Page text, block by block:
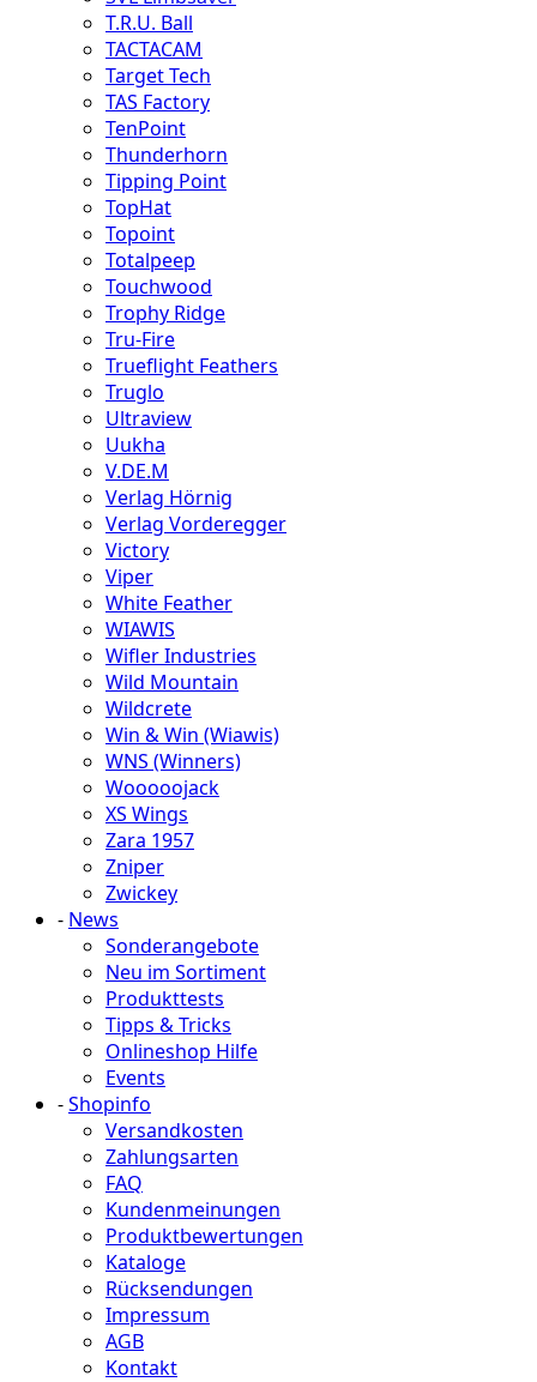
T.R.U. Ball
TACTACAM
Target Tech
TAS Factory
TenPoint
Thunderhorn
Tipping Point
TopHat
Topoint
Totalpeep
Touchwood
Trophy Ridge
Tru-Fire
Trueflight Feathers
Truglo
Ultraview
Uukha
V.DE.M
Verlag Hörnig
Verlag Vorderegger
Victory
Viper
White Feather
WIAWIS
Wifler Industries
Wild Mountain
Wildcrete
Win & Win (Wiawis)
WNS (Winners)
Wooooojack
XS Wings
Zara 1957
Zniper
Zwickey
- News
Sonderangebote
Neu im Sortiment
Produkttests
Tipps & Tricks
Onlineshop Hilfe
Events
-Shopinfo
Versandkosten
Zahlungsarten
FAQ
Kundenmeinungen
Produktbewertungen
Kataloge
Rücksendungen
Impressum
AGB
Kontakt